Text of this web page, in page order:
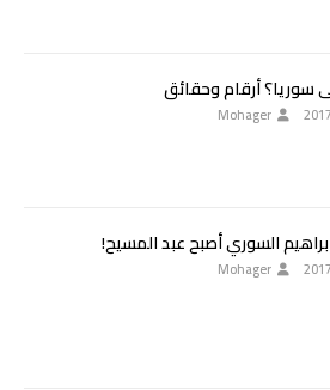
سوريا؟ أرقام وحقائق
Mohager
السوري أصبح عبد المسيح!
Mohager